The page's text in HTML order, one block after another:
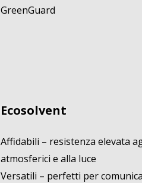
GreenGuard
Ecosolvent
Affidabili – resistenza elevata
atmosferici e alla luce
Versatili – perfetti per